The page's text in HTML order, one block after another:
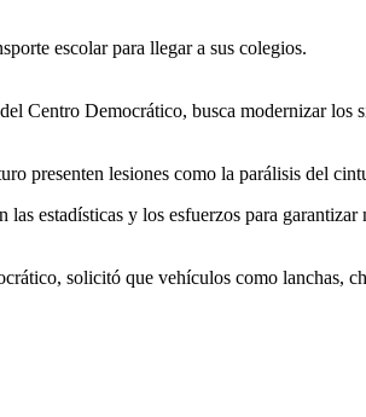
escolar para llegar a sus colegios.
Centro Democrático, busca modernizar los
presenten lesiones como la parálisis del
estadísticas y los esfuerzos para garantizar
solicitó que vehículos como lanchas,